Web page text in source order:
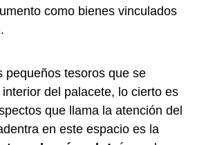
como bienes vinculados
pequeños tesoros que se
del palacete, lo cierto es
que llama la atención del
en este espacio es la